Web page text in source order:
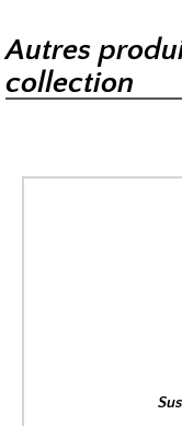
Autres
collection